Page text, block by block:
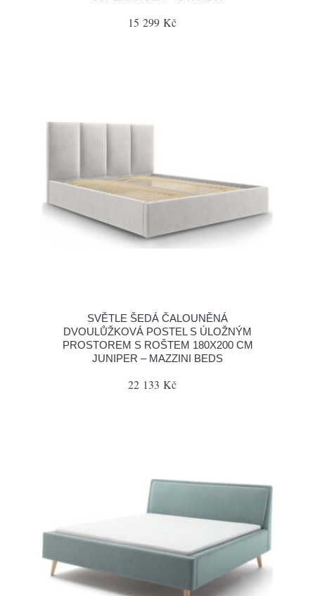
15 299 Kč
SVĚTLE ŠEDÁ ČALOUNĚNÁ
DVOULŮŽKOVÁ POSTEL S ÚLOŽNÝM
PROSTOREM S ROŠTEM 180X200 CM
JUNIPER – MAZZINI BEDS
22 133 Kč